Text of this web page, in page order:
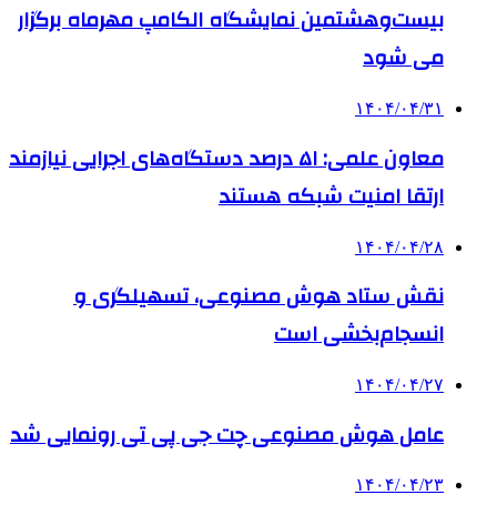
بیست‌وهشتمین نمایشگاه الکامپ مهرماه برگزار
می شود
۱۴۰۴/۰۴/۳۱
معاون علمی: ۵۱ درصد دستگاه‌های اجرایی نیازمند
ارتقا امنیت شبکه هستند
۱۴۰۴/۰۴/۲۸
نقش ستاد هوش مصنوعی، تسهیلگری و
انسجام‌بخشی است
۱۴۰۴/۰۴/۲۷
عامل هوش مصنوعی چت جی پی تی رونمایی شد
۱۴۰۴/۰۴/۲۳